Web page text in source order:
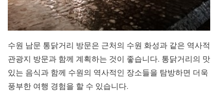
수원 남문 통닭거리 방문은 근처의 수원 화성과 같은 역사적
관광지 방문과 함께 계획하는 것이 좋습니다. 통닭거리의 맛
있는 음식과 함께 수원의 역사적인 장소들을 탐방하면 더욱
풍부한 여행 경험을 할 수 있습니다.